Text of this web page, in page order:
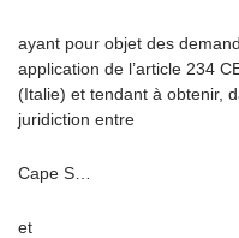
ayant pour objet des
application de l’article 234
(Italie) et tendant à obtenir,
juridiction entre
Cape S…
et